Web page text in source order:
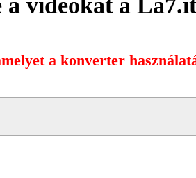
a videókat a
a konverter